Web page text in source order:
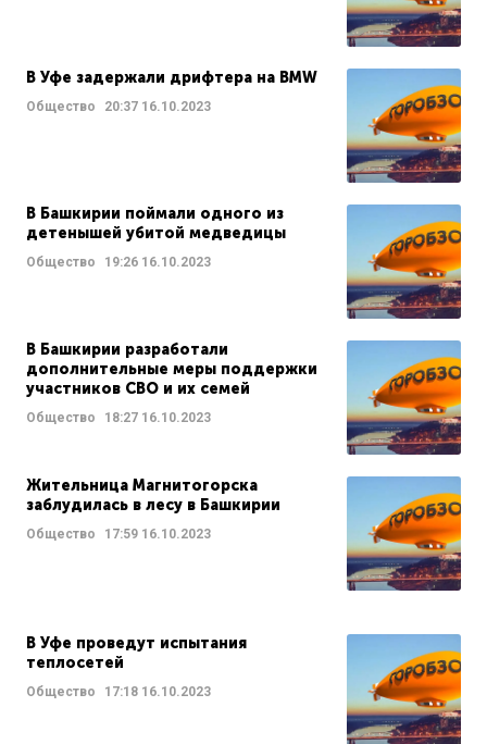
В Уфе задержали дрифтера на BMW
Общество 20:37 16.10.2023
В Башкирии поймали одного из
детенышей убитой медведицы
Общество 19:26 16.10.2023
В Башкирии разработали
дополнительные меры поддержки
участников СВО и их семей
Общество 18:27 16.10.2023
Жительница Магнитогорска
заблудилась в лесу в Башкирии
Общество 17:59 16.10.2023
В Уфе проведут испытания
теплосетей
Общество 17:18 16.10.2023